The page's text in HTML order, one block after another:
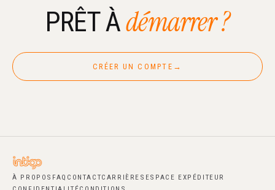
PRÊT Àdémarrer ?
CRÉER UN COMPTE →
À PROPOS FAQ CONTACTCARRIÈRES ESPACE EXPÉDITEUR